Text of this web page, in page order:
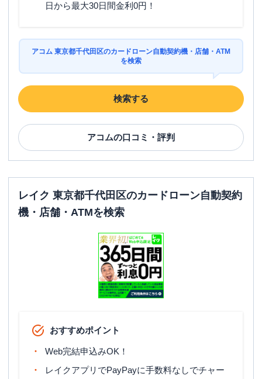
日から最大30日間金利0円！
アコム 東京都千代田区のカードローン自動契約機・店舗・ATM
を検索
検索する
アコムの口コミ・評判
レイク 東京都千代田区のカードローン自動契約
機・店舗・ATMを検索
おすすめポイント
Web完結申込みOK！
レイクアプリでPayPayに手数料なしでチャー